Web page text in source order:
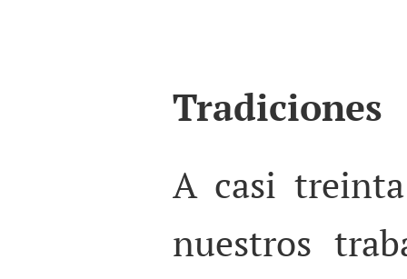
Tradiciones
A casi
nuestros